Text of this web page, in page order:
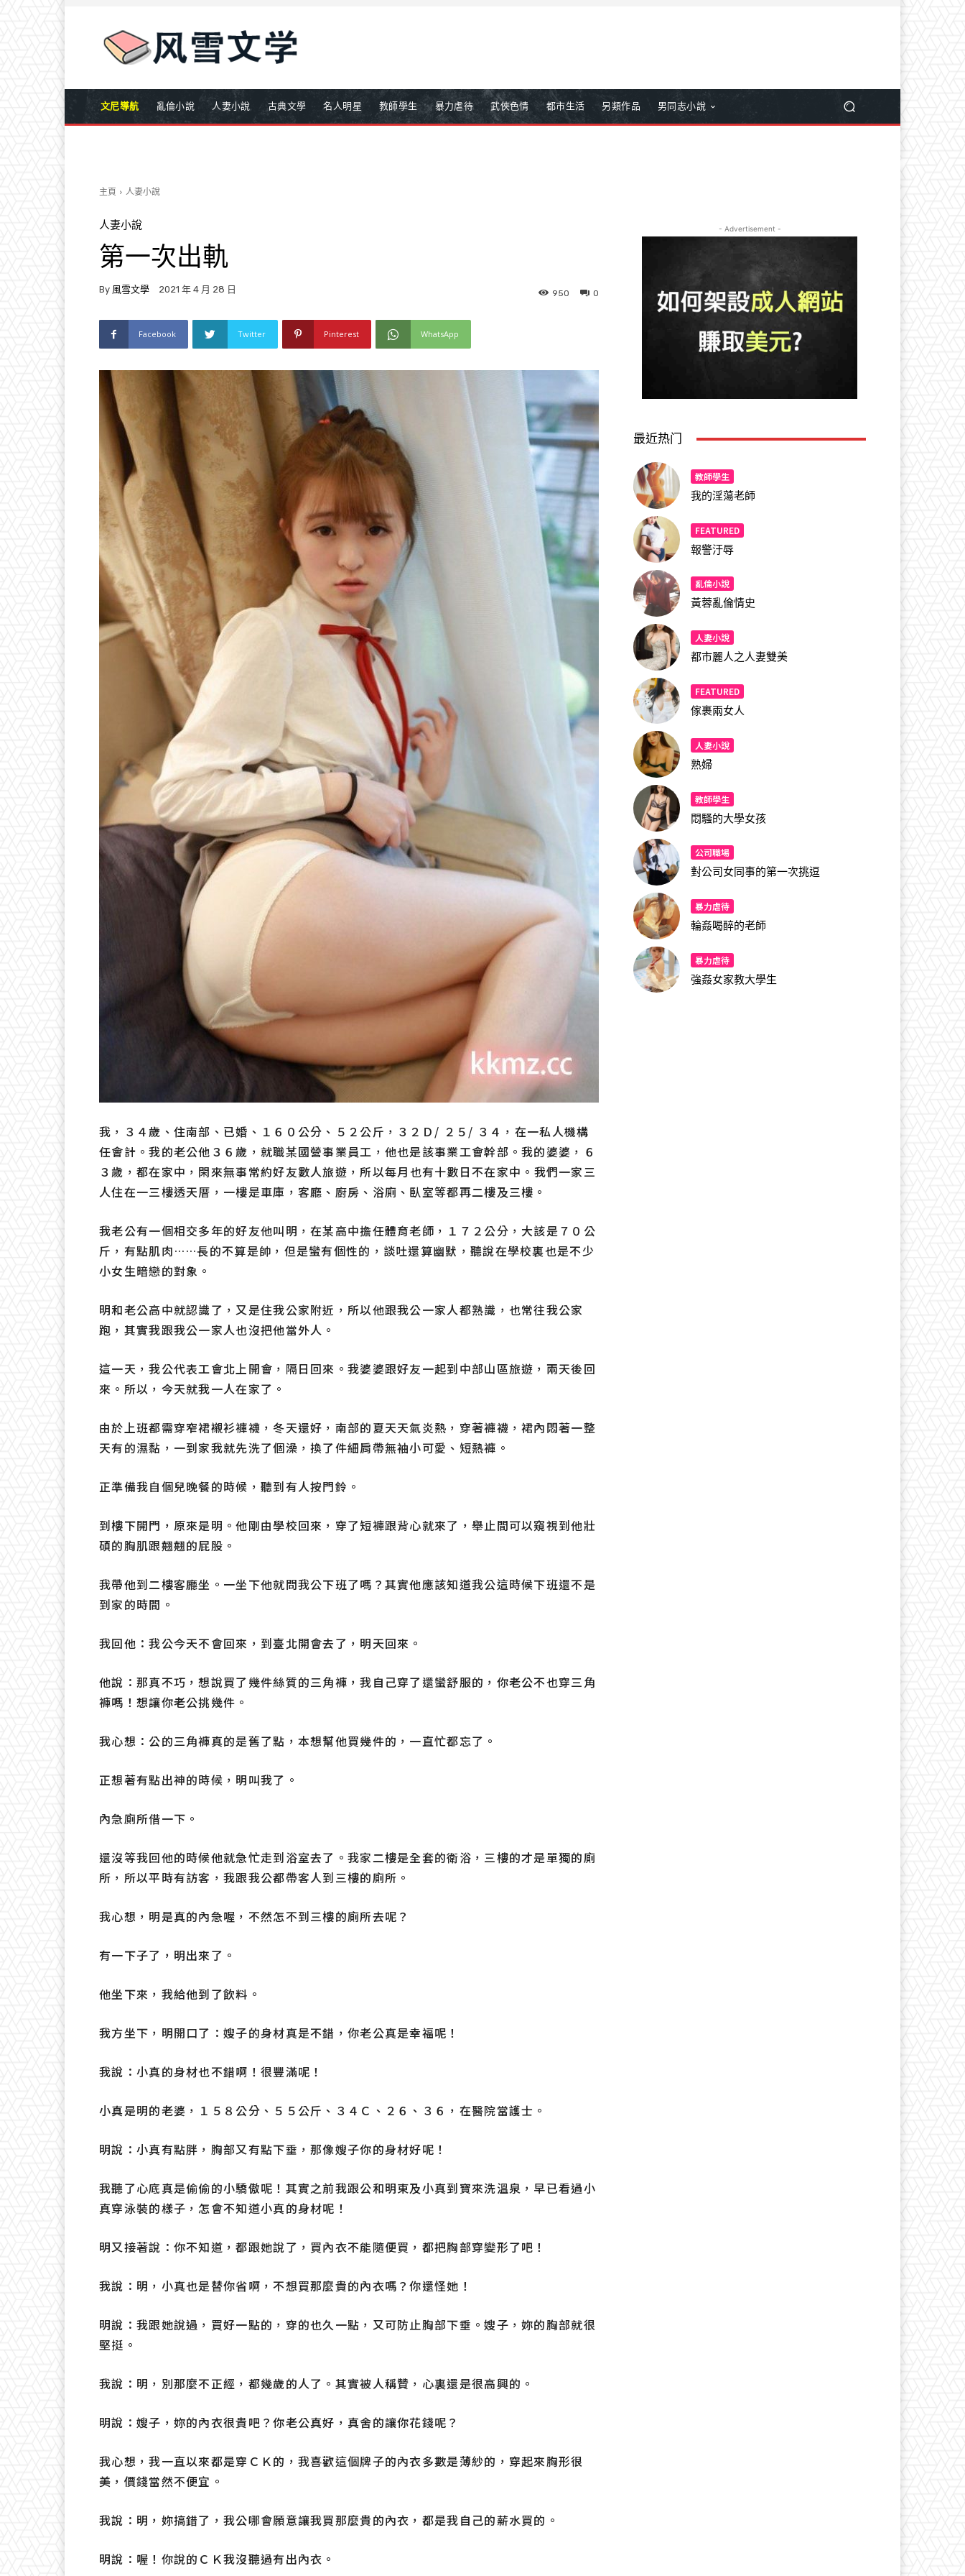
文尼導航 亂倫小說 人妻小說 古典文學 名人明星 教師學生 暴力虐待 武俠色情 都市生活 另類作品 男同志小說
主頁 人妻小說
人妻小說
第一次出軌
By 風雪文學 2021 年 4 月 28 日 0
950
Facebook Twitter Pinterest WhatsApp
我，３４歲、住南部、已婚、１６０公分、５２公斤，３２Ｄ/ ２５/ ３４，在一私人機構
任會計。我的老公他３６歲，就職某國營事業員工，他也是該事業工會幹部。我的婆婆，６
３歲，都在家中，閑來無事常約好友數人旅遊，所以每月也有十數日不在家中。我們一家三
人住在一三樓透天厝，一樓是車庫，客廳、廚房、浴廁、臥室等都再二樓及三樓。
我老公有一個相交多年的好友他叫明，在某高中擔任體育老師，１７２公分，大該是７０公
斤，有點肌肉……長的不算是帥，但是蠻有個性的，談吐還算幽默，聽說在學校裏也是不少
小女生暗戀的對象。
明和老公高中就認識了，又是住我公家附近，所以他跟我公一家人都熟識，也常往我公家
跑，其實我跟我公一家人也沒把他當外人。
這一天，我公代表工會北上開會，隔日回來。我婆婆跟好友一起到中部山區旅遊，兩天後回
來。所以，今天就我一人在家了。
由於上班都需穿窄裙襯衫褲襪，冬天還好，南部的夏天天氣炎熱，穿著褲襪，裙內悶著一整
天有的濕黏，一到家我就先洗了個澡，換了件細肩帶無袖小可愛、短熱褲。
正準備我自個兒晚餐的時候，聽到有人按門鈴。
到樓下開門，原來是明。他剛由學校回來，穿了短褲跟背心就來了，舉止間可以窺視到他壯
碩的胸肌跟翹翹的屁股。
我帶他到二樓客廳坐。一坐下他就問我公下班了嗎？其實他應該知道我公這時候下班還不是
到家的時間。
我回他：我公今天不會回來，到臺北開會去了，明天回來。
他說：那真不巧，想說買了幾件絲質的三角褲，我自己穿了還蠻舒服的，你老公不也穿三角
褲嗎！想讓你老公挑幾件。
我心想：公的三角褲真的是舊了點，本想幫他買幾件的，一直忙都忘了。
正想著有點出神的時候，明叫我了。
內急廁所借一下。
還沒等我回他的時候他就急忙走到浴室去了。我家二樓是全套的衛浴，三樓的才是單獨的廁
所，所以平時有訪客，我跟我公都帶客人到三樓的廁所。
我心想，明是真的內急喔，不然怎不到三樓的廁所去呢？
有一下子了，明出來了。
他坐下來，我給他到了飲料。
我方坐下，明開口了：嫂子的身材真是不錯，你老公真是幸福呢！
我說：小真的身材也不錯啊！很豐滿呢！
小真是明的老婆，１５８公分、５５公斤、３４Ｃ、２６、３６，在醫院當護士。
明說：小真有點胖，胸部又有點下垂，那像嫂子你的身材好呢！
我聽了心底真是偷偷的小驕傲呢！其實之前我跟公和明東及小真到寶來洗溫泉，早已看過小
真穿泳裝的樣子，怎會不知道小真的身材呢！
明又接著說：你不知道，都跟她說了，買內衣不能隨便買，都把胸部穿變形了吧！
我說：明，小真也是替你省啊，不想買那麼貴的內衣嗎？你還怪她！
明說：我跟她說過，買好一點的，穿的也久一點，又可防止胸部下垂。嫂子，妳的胸部就很
堅挺。
我說：明，別那麼不正經，都幾歲的人了。其實被人稱贊，心裏還是很高興的。
明說：嫂子，妳的內衣很貴吧？你老公真好，真舍的讓你花錢呢？
我心想，我一直以來都是穿ＣＫ的，我喜歡這個牌子的內衣多數是薄紗的，穿起來胸形很
美，價錢當然不便宜。
我說：明，妳搞錯了，我公哪會願意讓我買那麼貴的內衣，都是我自己的薪水買的。
明說：喔！你說的ＣＫ我沒聽過有出內衣。
- Advertisement -
最近热门
教師學生
我的淫蕩老師
FEATURED
報警汙辱
亂倫小說
黃蓉亂倫情史
人妻小說
都市麗人之人妻雙美
FEATURED
傢裹兩女人
人妻小說
熟婦
教師學生
悶騷的大學女孩
公司職場
對公司女同事的第一次挑逗
暴力虐待
輪姦喝醉的老師
暴力虐待
強姦女家教大學生